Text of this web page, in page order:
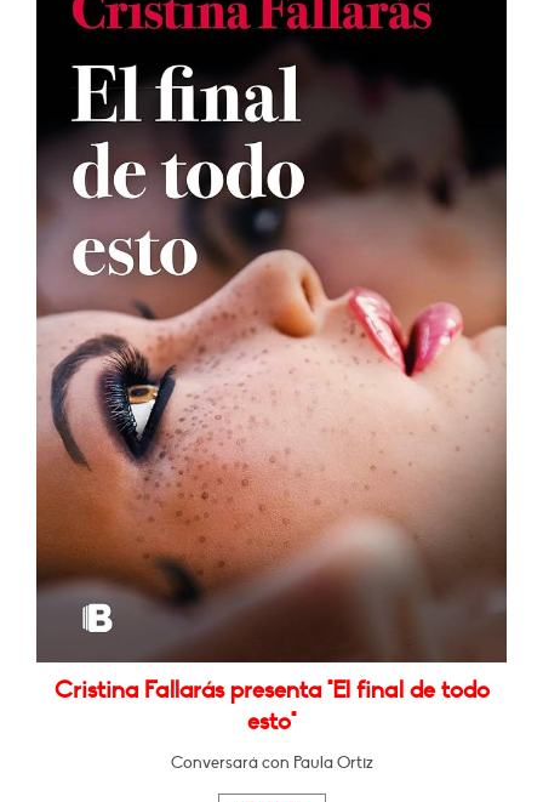
Cristina Fallarás presenta "El final de todo
esto"
Conversará con Paula Ortiz